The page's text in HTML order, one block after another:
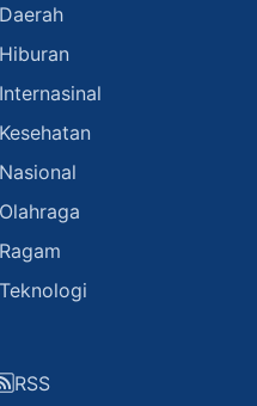
Daerah
Hiburan
Internasinal
Kesehatan
Nasional
Olahraga
Ragam
Teknologi
RSS